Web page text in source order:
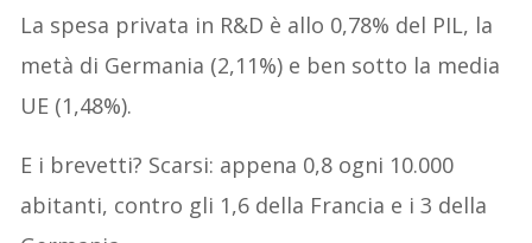
La spesa privata in R&D è allo 0,78% del PIL, la
metà di Germania (2,11%) e ben sotto la media
UE (1,48%).
E i brevetti? Scarsi: appena 0,8 ogni 10.000
abitanti, contro gli 1,6 della Francia e i 3 della